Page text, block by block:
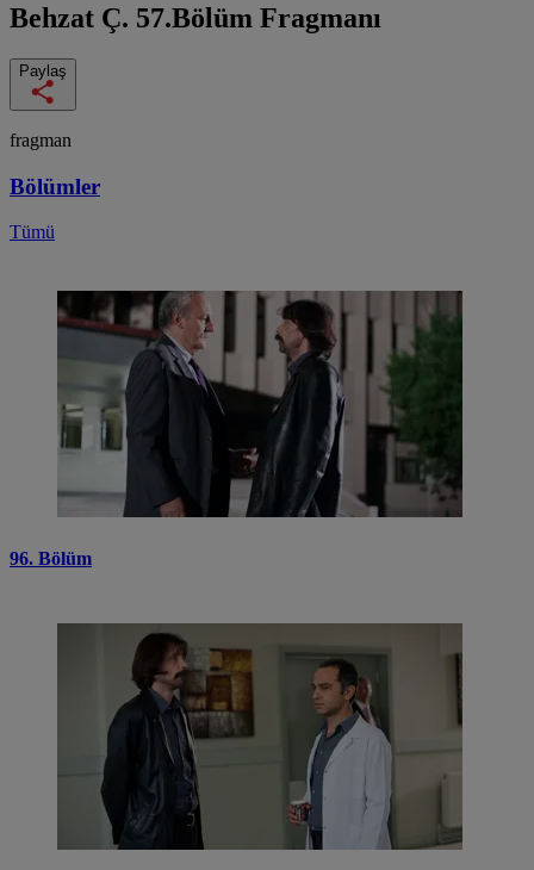
Behzat Ç. 57.Bölüm Fragmanı
Paylaş
fragman
Bölümler
Tümü
96. Bölüm